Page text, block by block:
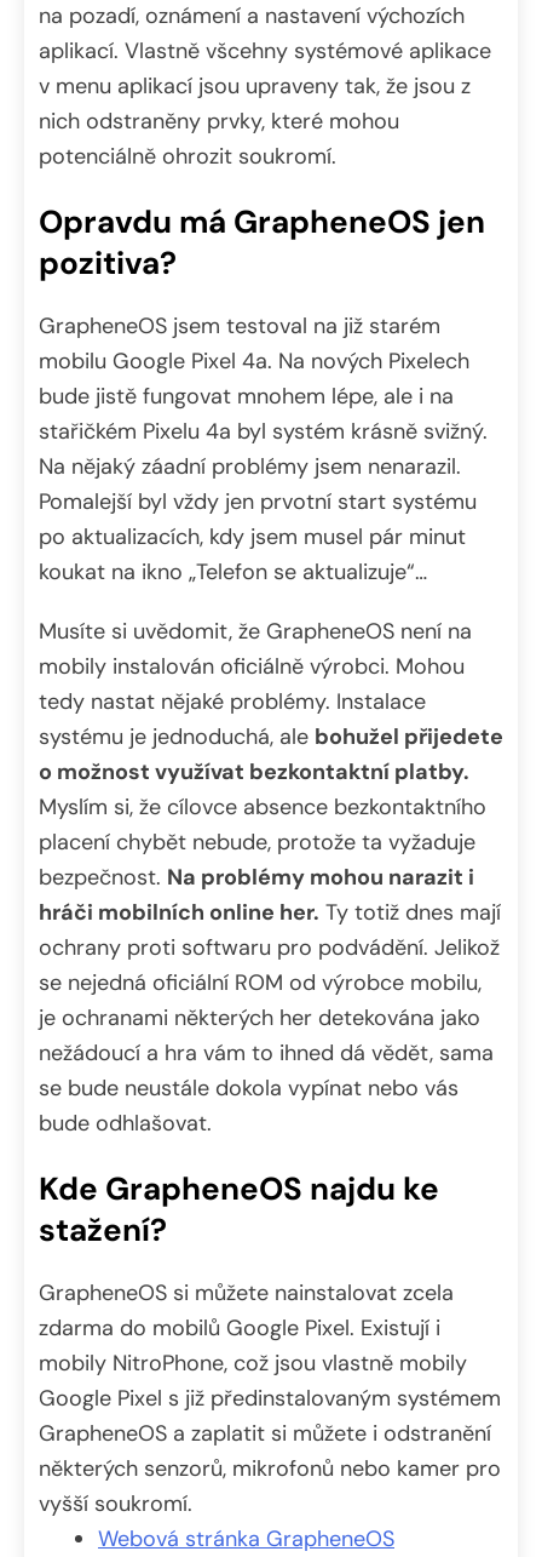
na pozadí, oznámení a nastavení výchozích
aplikací. Vlastně všcehny systémové aplikace
v menu aplikací jsou upraveny tak, že jsou z
nich odstraněny prvky, které mohou
potenciálně ohrozit soukromí.
Opravdu má GrapheneOS jen
pozitiva?
GrapheneOS jsem testoval na již starém
mobilu Google Pixel 4a. Na nových Pixelech
bude jistě fungovat mnohem lépe, ale i na
stařičkém Pixelu 4a byl systém krásně svižný.
Na nějaký záadní problémy jsem nenarazil.
Pomalejší byl vždy jen prvotní start systému
po aktualizacích, kdy jsem musel pár minut
koukat na ikno „Telefon se aktualizuje“…
Musíte si uvědomit, že GrapheneOS není na
mobily instalován oficiálně výrobci. Mohou
tedy nastat nějaké problémy. Instalace
systému je jednoduchá, ale bohužel přijedete
o možnost využívat bezkontaktní platby.
Myslím si, že cílovce absence bezkontaktního
placení chybět nebude, protože ta vyžaduje
bezpečnost. Na problémy mohou narazit i
hráči mobilních online her. Ty totiž dnes mají
ochrany proti softwaru pro podvádění. Jelikož
se nejedná oficiální ROM od výrobce mobilu,
je ochranami některých her detekována jako
nežádoucí a hra vám to ihned dá vědět, sama
se bude neustále dokola vypínat nebo vás
bude odhlašovat.
Kde GrapheneOS najdu ke
stažení?
GrapheneOS si můžete nainstalovat zcela
zdarma do mobilů Google Pixel. Existují i
mobily NitroPhone, což jsou vlastně mobily
Google Pixel s již předinstalovaným systémem
GrapheneOS a zaplatit si můžete i odstranění
některých senzorů, mikrofonů nebo kamer pro
vyšší soukromí.
Webová stránka GrapheneOS